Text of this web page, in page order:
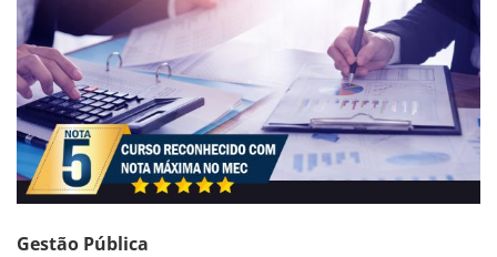
Gestão Pública